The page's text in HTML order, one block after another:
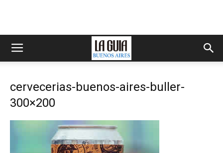
cervecerias-buenos-aires-buller-
300×200